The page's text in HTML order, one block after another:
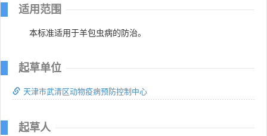
适用范围
本标准适用于羊包虫病的防治。
起草单位
天津市武清区动物疫病预防控制中心
起草人